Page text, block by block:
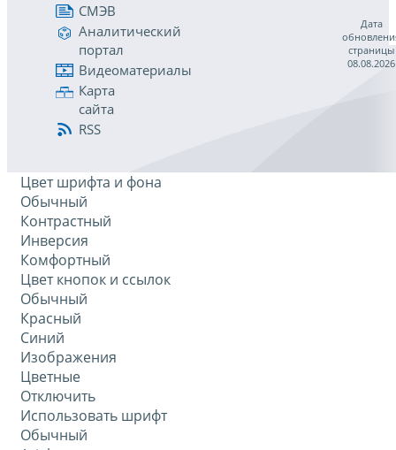
СМЭВ
Аналитический
портал
Видеоматериалы
Карта
сайта
RSS
Дата
страницы
08.08.2026
Цвет шрифта и фона
Обычный
Контрастный
Инверсия
Комфортный
Цвет кнопок и ссылок
Обычный
Красный
Синий
Изображения
Цветные
Отключить
Использовать шрифт
Обычный